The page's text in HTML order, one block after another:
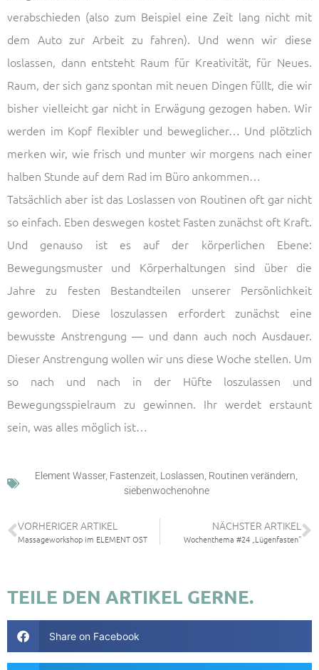
verabschieden (also zum Beispiel eine Zeit lang nicht mit
dem Auto zur Arbeit zu fahren). Und wenn wir diese
loslassen, dann entsteht Raum für Kreativität, für Neues.
Raum, der sich ganz spontan mit neuen Dingen füllt, die wir
bisher vielleicht gar nicht in Erwägung gezogen haben. Wir
werden im Kopf flexibler und beweglicher… Und plötzlich
merken wir, wie frisch und munter wir morgens nach einer
halben Stunde auf dem Rad im Büro ankommen…
Tatsächlich aber ist das Loslassen von Routinen oft gar nicht
so einfach. Eben deswegen kostet Fasten zunächst oft Kraft.
Und genauso ist es auf der körperlichen Ebene:
Bewegungsmuster und Körperhaltungen sind über die
Jahre zu festen Bestandteilen unserer Persönlichkeit
geworden. Diese loszulassen erfordert zunächst eine
bewusste Anstrengung — und dann auch noch Ausdauer.
Dieser Anstrengung wollen wir uns diese Woche stellen. Um
so nach und nach in der Hüfte loszulassen und
Bewegungsspielraum zu gewinnen. Ihr werdet erstaunt
sein, was alles möglich ist…
Element Wasser, Fastenzeit Loslassen Routinen verändern
siebenwochenohne
VORHERIGER ARTIKEL
Massageworkshop im ELEMENT OST
NÄCHSTER ARTIKEL
Wochenthema #24 „Lügenfasten“
TEILE DEN ARTIKEL GERNE.
Share on Facebook